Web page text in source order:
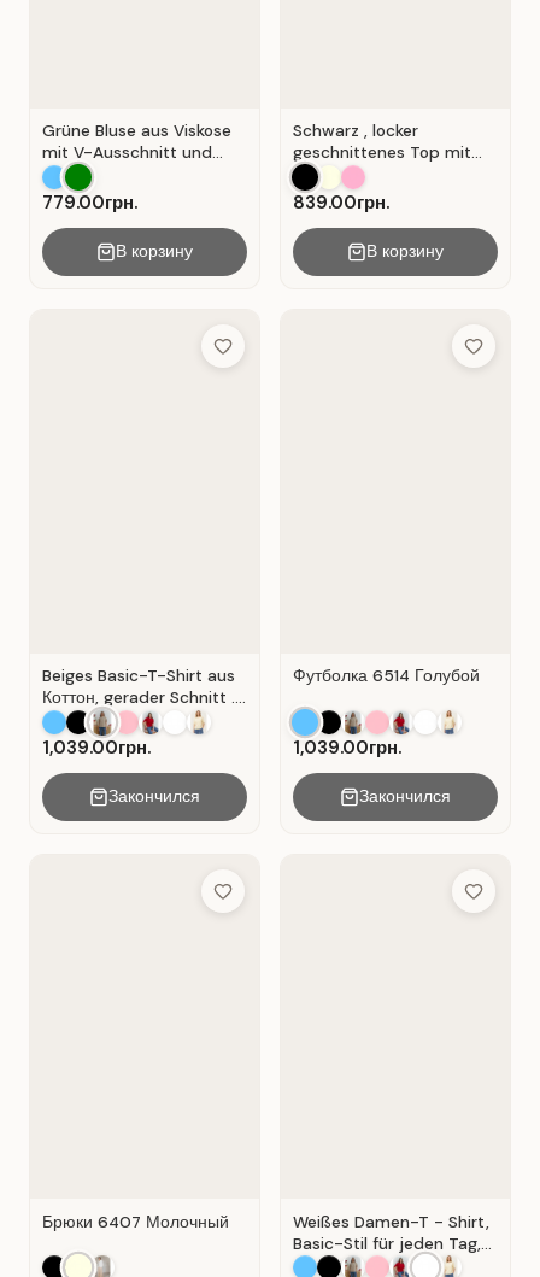
Grüne Bluse aus Viskose
mit V-Ausschnitt und
Wickeloptik. Grün.
779.00грн.
В корзину
Schwarz , locker
geschnittenes Top mit
durchbrochener
Spitzeneinlage.
839.00грн.
В корзину
Add to Wish List
Beiges Basic-T-Shirt aus
Коттон, gerader Schnitt .
Beige.
1,039.00грн.
Закончился
Add to
Футболка 6514 Голубой
1,039.00грн.
Закончился
Add to Wish List
Брюки 6407 Молочный
Add to
Weißes Damen-T - Shirt,
Basic-Stil für jeden Tag,
Material: Weißer Kater